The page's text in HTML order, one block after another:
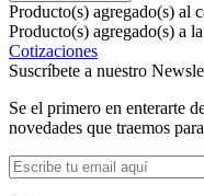
Producto(s) agregado(s) al
Producto(s) agregado(s) a
Cotizaciones
Suscríbete a nuestro
Se el primero en enterarte
novedades que traemos